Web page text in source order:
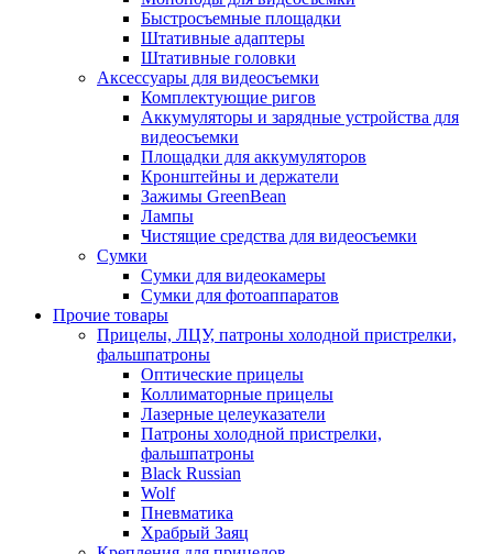
Быстросъемные площадки
Штативные адаптеры
Штативные головки
Аксессуары для видеосъемки
Комплектующие ригов
Аккумуляторы и зарядные устройства для
видеосъемки
Площадки для аккумуляторов
Кронштейны и держатели
Зажимы GreenBean
Лампы
Чистящие средства для видеосъемки
Сумки
Сумки для видеокамеры
Сумки для фотоаппаратов
Прочие товары
Прицелы, ЛЦУ, патроны холодной пристрелки,
фальшпатроны
Оптические прицелы
Коллиматорные прицелы
Лазерные целеуказатели
Патроны холодной пристрелки,
фальшпатроны
Black Russian
Wolf
Пневматика
Храбрый Заяц